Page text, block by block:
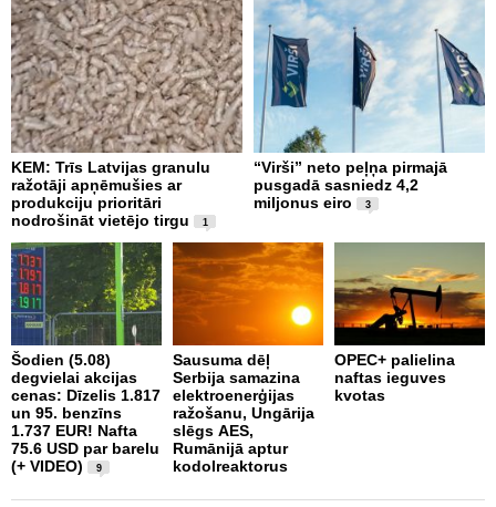
KEM: Trīs Latvijas granulu
ražotāji apņēmušies ar
produkciju prioritāri
nodrošināt vietējo tirgu
1
“Virši” neto peļņa pirmajā
pusgadā sasniedz 4,2
miljonus eiro
3
Šodien (5.08)
degvielai akcijas
cenas: Dīzelis 1.817
un 95. benzīns
1.737 EUR! Nafta
75.6 USD par barelu
(+ VIDEO)
9
Sausuma dēļ
Serbija samazina
elektroenerģijas
ražošanu, Ungārija
slēgs AES,
Rumānijā aptur
kodolreaktorus
OPEC+ palielina
naftas ieguves
kvotas